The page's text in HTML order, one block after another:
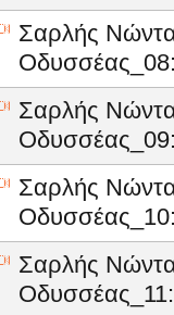
Σαρλής
Σαρλής
Σαρλής
Σαρλής